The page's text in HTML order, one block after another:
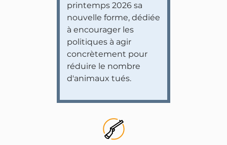
printemps 2026 sa
nouvelle forme, dédiée
à encourager les
politiques à agir
concrètement pour
réduire le nombre
d'animaux tués.